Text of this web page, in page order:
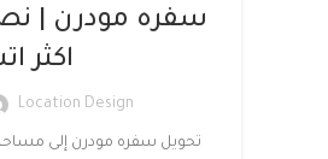
سفره مودرن |
اكثر
Location Design
تحويل سفره مودرن إلى